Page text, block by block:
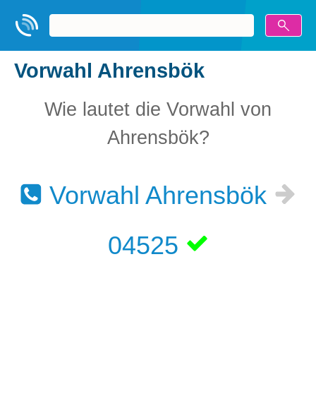
Vorwahl Ahrensbök
Wie lautet die Vorwahl von
Ahrensbök?
Vorwahl Ahrensbök
04525